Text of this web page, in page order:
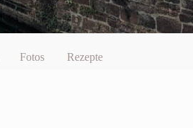
Fotos Rezepte